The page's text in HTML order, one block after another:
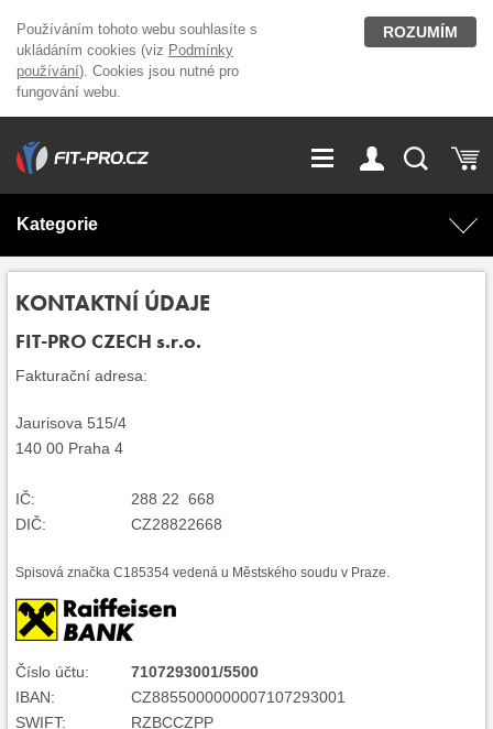
Používáním tohoto webu souhlasíte s
ukládáním cookies (viz Podmínky
používání). Cookies jsou nutné pro
fungování webu.
ROZUMÍM
GDPR
Kariéra
Přihlášení
Kategorie
Doplňky stravy
KONTAKTNÍ ÚDAJE
FIT-PRO CZECH s.r.o.
Fakturační adresa:
Jaurisova 515/4
140 00 Praha 4
IČ:
288 22 668
DIČ:
CZ28822668
Spisová značka C185354 vedená u Městského soudu v Praze.
Číslo účtu:
7107293001/5500
IBAN:
CZ8855000000007107293001
SWIFT:
RZBCCZPP